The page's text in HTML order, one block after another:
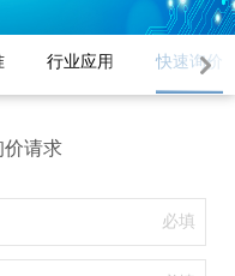
行业应用 快速询价
价请求
必填